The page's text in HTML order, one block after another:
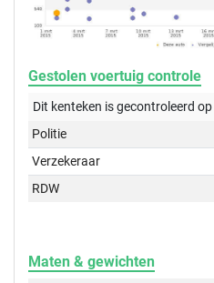
Gestolen voertuig controle
Dit kenteken is gecontroleerd op
Politie
Verzekeraar
RDW
Maten & gewichten